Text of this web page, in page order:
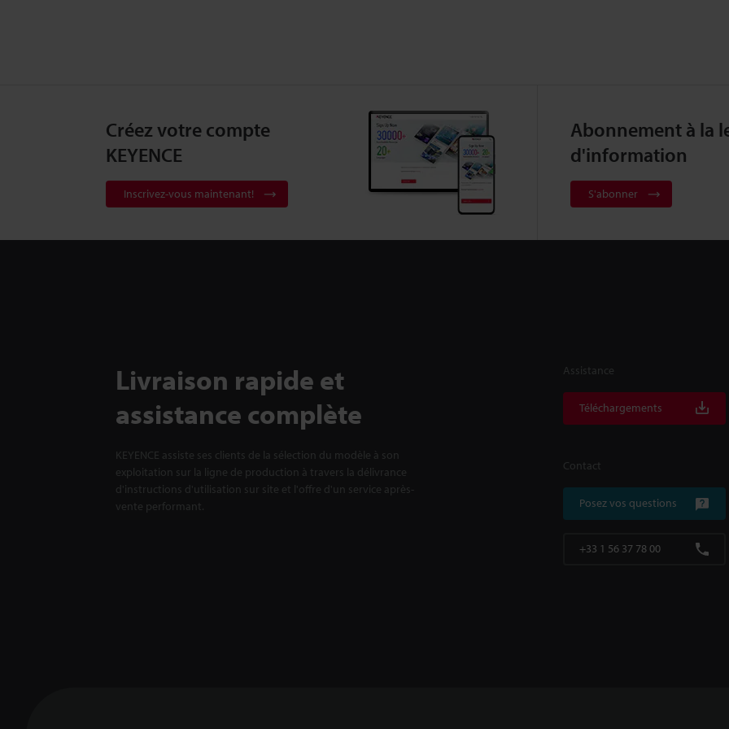
Créez votre compte
KEYENCE
Inscrivez-vous maintenant!
Abonnement à la
d'information
S'abonner
Livraison rapide et
assistance complète
KEYENCE assiste ses clients de la sélection du modèle à son
exploitation sur la ligne de production à travers la délivrance
d'instructions d'utilisation sur site et l'offre d'un service après-
vente performant.
Assistance
Téléchargements
Contact
Posez vos questions
+33 1 56 37 78 00